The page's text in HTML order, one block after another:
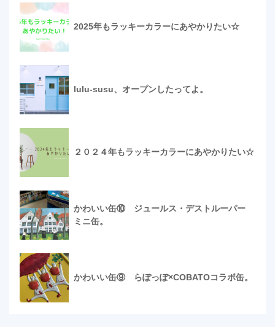
2025年もラッキーカラーにあやかりたい☆
lulu-susu、オープンしたってよ。
２０２４年もラッキーカラーにあやかりたい☆
かわいい缶⑩ ジュールス・デストルーパー
ミニ缶。
かわいい缶⑨ らぽっぽ×COBATOコラボ缶。